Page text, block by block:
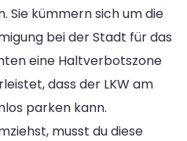
Sie kümmern sich um die
bei der Stadt für das
eine Haltverbotszone
dass der LKW am
parken kann.
musst du diese